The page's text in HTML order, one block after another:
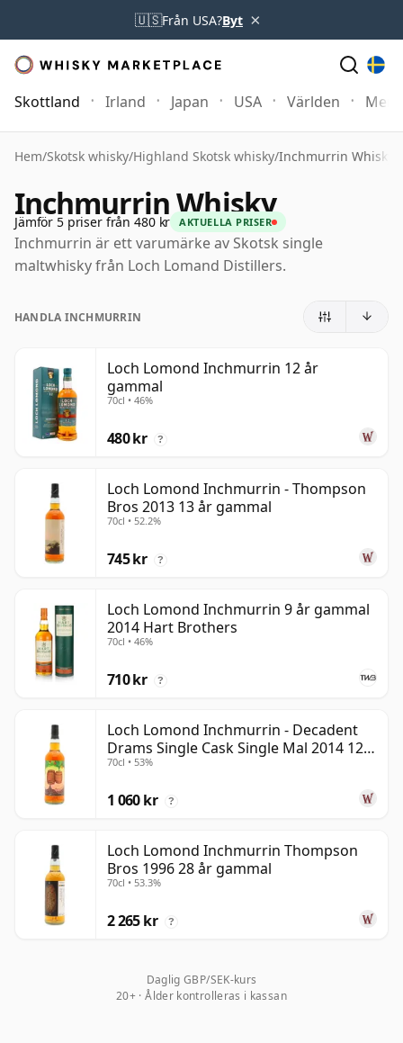
🇺🇸Från USA?Byt ×
Skottland Irland Japan USA Världen Mer
Hem/Skotsk whisky/Highland Skotsk whisky/Inchmurrin Whisky
Inchmurrin Whisky
Jämför 5 priser från 480 kr AKTUELLA PRISER
Inchmurrin är ett varumärke av Skotsk single
maltwhisky från Loch Lomand Distillers.
HANDLA INCHMURRIN
Loch Lomond Inchmurrin 12 år
gammal
70cl • 46%
480 kr ?
Loch Lomond Inchmurrin - Thompson
Bros 2013 13 år gammal
70cl • 52.2%
745 kr ?
Loch Lomond Inchmurrin 9 år gammal
2014 Hart Brothers
70cl • 46%
710 kr ?
Loch Lomond Inchmurrin - Decadent
Drams Single Cask Single Mal 2014 12
år gammal
70cl • 53%
1 060 kr ?
Loch Lomond Inchmurrin Thompson
Bros 1996 28 år gammal
70cl • 53.3%
2 265 kr ?
Daglig GBP/SEK-kurs
20+ · Ålder kontrolleras i kassan